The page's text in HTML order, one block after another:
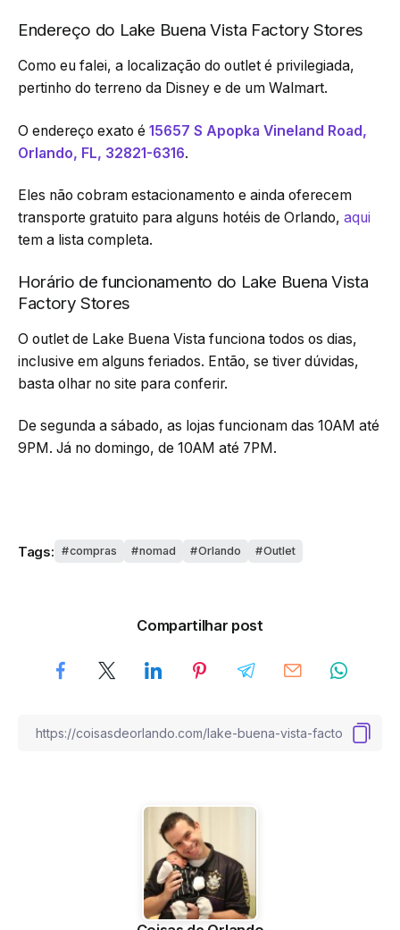
Endereço do Lake Buena Vista Factory Stores
Como eu falei, a localização do outlet é privilegiada,
pertinho do terreno da Disney e de um Walmart.
O endereço exato é 15657 S Apopka Vineland Road,
Orlando, FL, 32821-6316.
Eles não cobram estacionamento e ainda oferecem
transporte gratuito para alguns hotéis de Orlando, aqui
tem a lista completa.
Horário de funcionamento do Lake Buena Vista
Factory Stores
O outlet de Lake Buena Vista funciona todos os dias,
inclusive em alguns feriados. Então, se tiver dúvidas,
basta olhar no site para conferir.
De segunda a sábado, as lojas funcionam das 10AM até
9PM. Já no domingo, de 10AM até 7PM.
Tags: compras nomad Orlando Outlet
Compartilhar post